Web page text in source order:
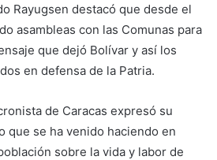
Rayugsen destacó que desde el
asambleas con las Comunas para
que dejó Bolívar y así los
en defensa de la Patria.
de Caracas expresó su
que se ha venido haciendo en
sobre la vida y labor de